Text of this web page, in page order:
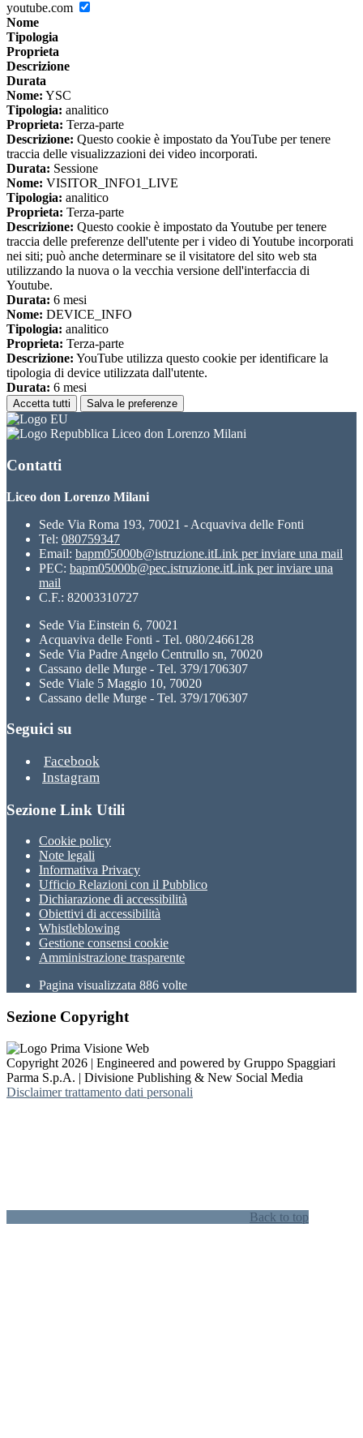
youtube.com
Nome
Tipologia
Proprieta
Descrizione
Durata
Nome: YSC
Tipologia: analitico
Proprieta: Terza-parte
Descrizione: Questo cookie è impostato da YouTube per tenere
traccia delle visualizzazioni dei video incorporati.
Durata: Sessione
Nome: VISITOR_INFO1_LIVE
Tipologia: analitico
Proprieta: Terza-parte
Descrizione: Questo cookie è impostato da Youtube per tenere
traccia delle preferenze dell'utente per i video di Youtube incorporati
nei siti; può anche determinare se il visitatore del sito web sta
utilizzando la nuova o la vecchia versione dell'interfaccia di
Youtube.
Durata: 6 mesi
Nome: DEVICE_INFO
Tipologia: analitico
Proprieta: Terza-parte
Descrizione: YouTube utilizza questo cookie per identificare la
tipologia di device utilizzata dall'utente.
Durata: 6 mesi
Accetta tutti Salva le preferenze
Liceo don Lorenzo Milani
Contatti
Liceo don Lorenzo Milani
Sede Via Roma 193, 70021 - Acquaviva delle Fonti
Tel: 080759347
Email: bapm05000b@istruzione.itLink per inviare una mail
PEC: bapm05000b@pec.istruzione.itLink per inviare una
mail
C.F.: 82003310727
Sede Via Einstein 6, 70021
Acquaviva delle Fonti - Tel. 080/2466128
Sede Via Padre Angelo Centrullo sn, 70020
Cassano delle Murge - Tel. 379/1706307
Sede Viale 5 Maggio 10, 70020
Cassano delle Murge - Tel. 379/1706307
Seguici su
Facebook
Instagram
Sezione Link Utili
Cookie policy
Note legali
Informativa Privacy
Ufficio Relazioni con il Pubblico
Dichiarazione di accessibilità
Obiettivi di accessibilità
Whistleblowing
Gestione consensi cookie
Amministrazione trasparente
Pagina visualizzata 886 volte
Sezione Copyright
Copyright 2026 | Engineered and powered by Gruppo Spaggiari
Parma S.p.A. | Divisione Publishing & New Social Media
Disclaimer trattamento dati personali
Back to top